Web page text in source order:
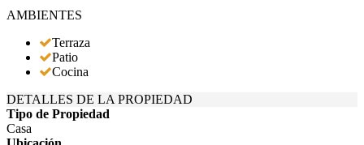
AMBIENTES
Terraza
Patio
Cocina
DETALLES DE LA PROPIEDAD
Tipo de Propiedad
Casa